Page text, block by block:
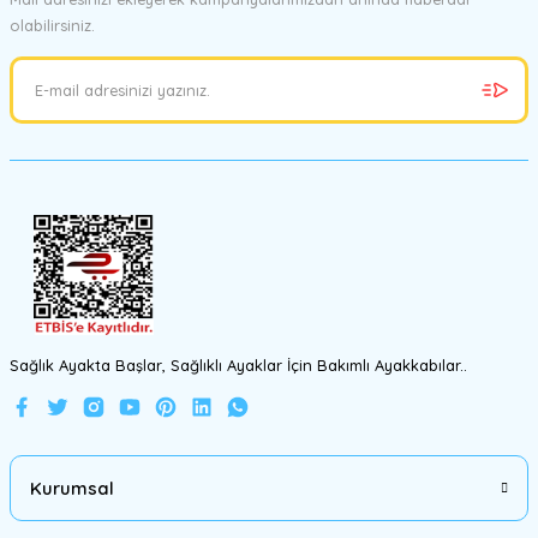
Ürün resmi kalitesiz, bozuk veya görüntülenemiyor.
Ürün bilgilerinde hatalar bulunuyor.
olabilirsiniz.
Sağlık Ayakta Başlar, Sağlıklı Ayaklar İçin Bakımlı Ayakkabılar..
Kurumsal